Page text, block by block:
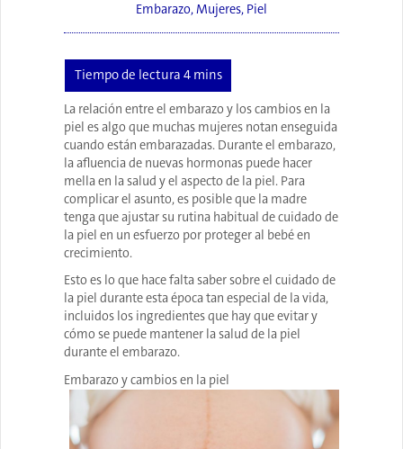
Embarazo,Mujeres, Piel
La relación entre el embarazo y los cambios en la
piel es algo que muchas mujeres notan enseguida
cuando están embarazadas. Durante el embarazo,
la afluencia de nuevas hormonas puede hacer
mella en la salud y el aspecto de la piel. Para
complicar el asunto, es posible que la madre
tenga que ajustar su rutina habitual de cuidado de
la piel en un esfuerzo por proteger al bebé en
crecimiento.
Esto es lo que hace falta saber sobre el cuidado de
la piel durante esta época tan especial de la vida,
incluidos los ingredientes que hay que evitar y
cómo se puede mantener la salud de la piel
durante el embarazo.
Embarazo y cambios en la piel